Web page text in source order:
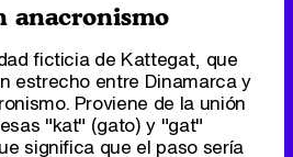
anacronismo
ficticia de Kattegat, que
estrecho entre Dinamarca y
Proviene de la unión
"kat" (gato) y "gat"
significa que el paso sería